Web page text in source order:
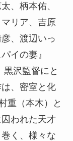
、柄本佑、
リア、吉原
、渡辺いっ
イの妻』
黒沢監督にと
、密室と化
重（本木）と
われた天才
く、様々な